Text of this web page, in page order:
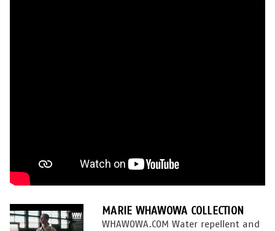
MARIE WHAWOWA COLLECTION
WHAWOWA.COM Water repellent and